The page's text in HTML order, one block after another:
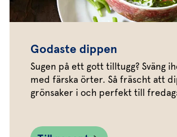
Godaste dippen
Sugen på ett gott tilltugg? Sväng
med färska örter. Så fräscht att
grönsaker i och perfekt till